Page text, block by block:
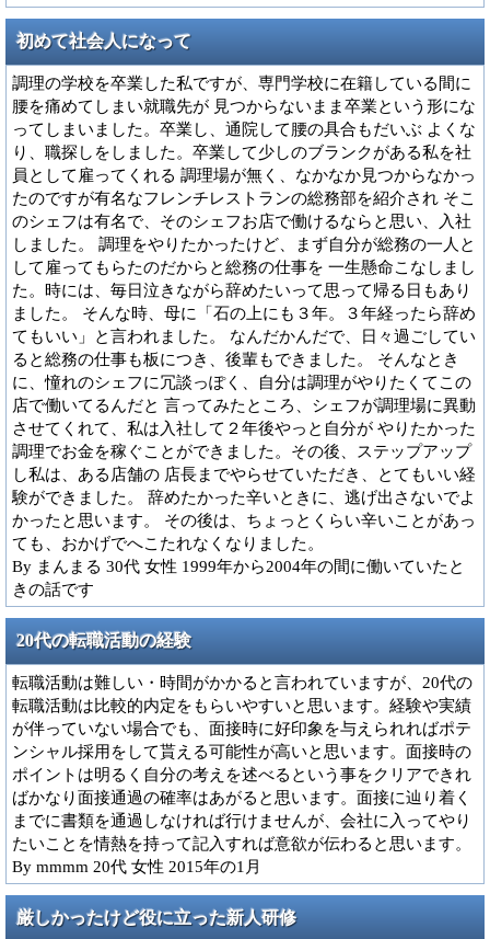
初めて社会人になって
調理の学校を卒業した私ですが、専門学校に在籍している間に
腰を痛めてしまい就職先が 見つからないまま卒業という形にな
ってしまいました。卒業し、通院して腰の具合もだいぶ よくな
り、職探しをしました。卒業して少しのブランクがある私を社
員として雇ってくれる 調理場が無く、なかなか見つからなかっ
たのですが有名なフレンチレストランの総務部を紹介され そこ
のシェフは有名で、そのシェフお店で働けるならと思い、入社
しました。 調理をやりたかったけど、まず自分が総務の一人と
して雇ってもらたのだからと総務の仕事を 一生懸命こなしまし
た。時には、毎日泣きながら辞めたいって思って帰る日もあり
ました。 そんな時、母に「石の上にも３年。３年経ったら辞め
てもいい」と言われました。 なんだかんだで、日々過ごしてい
ると総務の仕事も板につき、後輩もできました。 そんなとき
に、憧れのシェフに冗談っぽく、自分は調理がやりたくてこの
店で働いてるんだと 言ってみたところ、シェフが調理場に異動
させてくれて、私は入社して２年後やっと自分が やりたかった
調理でお金を稼ぐことができました。その後、ステップアップ
し私は、ある店舗の 店長までやらせていただき、とてもいい経
験ができました。 辞めたかった辛いときに、逃げ出さないでよ
かったと思います。 その後は、ちょっとくらい辛いことがあっ
ても、おかげでへこたれなくなりました。
By まんまる 30代 女性 1999年から2004年の間に働いていたと
きの話です
20代の転職活動の経験
転職活動は難しい・時間がかかると言われていますが、20代の
転職活動は比較的内定をもらいやすいと思います。経験や実績
が伴っていない場合でも、面接時に好印象を与えられればポテ
ンシャル採用をして貰える可能性が高いと思います。面接時の
ポイントは明るく自分の考えを述べるという事をクリアできれ
ばかなり面接通過の確率はあがると思います。面接に辿り着く
までに書類を通過しなければ行けませんが、会社に入ってやり
たいことを情熱を持って記入すれば意欲が伝わると思います。
By mmmm 20代 女性 2015年の1月
厳しかったけど役に立った新人研修